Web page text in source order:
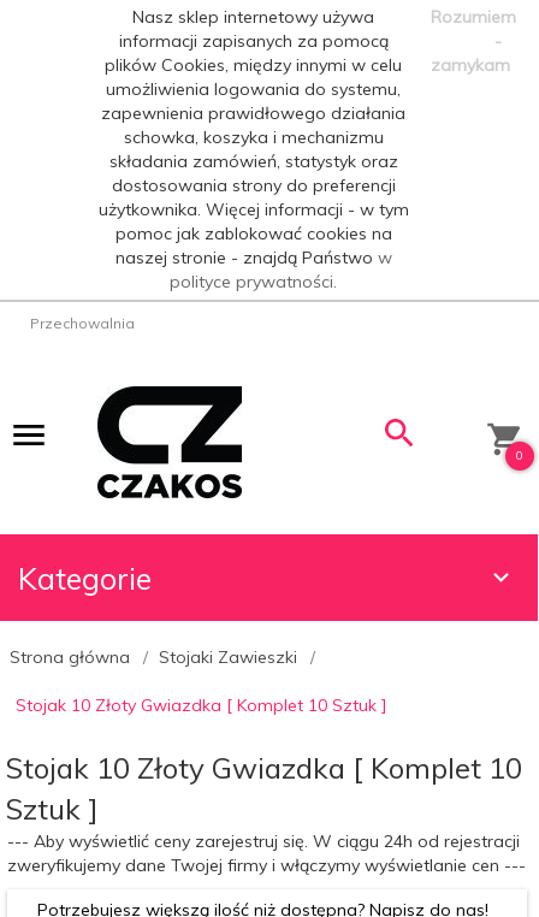
Nasz sklep internetowy używa
informacji zapisanych za pomocą
plików Cookies, między innymi w celu
umożliwienia logowania do systemu,
zapewnienia prawidłowego działania
schowka, koszyka i mechanizmu
składania zamówień, statystyk oraz
dostosowania strony do preferencji
użytkownika. Więcej informacji - w tym
pomoc jak zablokować cookies na
naszej stronie - znajdą Państwo w
polityce prywatności.
Rozumiem
-
zamykam
Przechowalnia
0
Kategorie
Strona główna Stojaki Zawieszki
Stojak 10 Złoty Gwiazdka [ Komplet 10 Sztuk ]
Stojak 10 Złoty Gwiazdka [ Komplet 10
Sztuk ]
--- Aby wyświetlić ceny zarejestruj się. W ciągu 24h od rejestracji
zweryfikujemy dane Twojej firmy i włączymy wyświetlanie cen ---
Potrzebujesz większą ilość niż dostępna? Napisz do nas!